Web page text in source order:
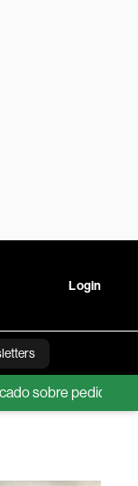
Login
Vídeosde US$ 35 bi